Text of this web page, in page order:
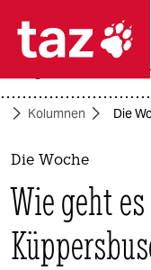

themen
politik
öko
Kolumnen Die
Die Woche
Wie geht